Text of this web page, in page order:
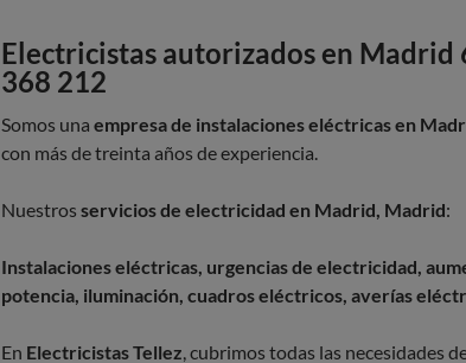
Electricistas autorizados en Madrid
368 212
Somos una empresa de instalaciones eléctricas en
con más de treinta años de experiencia.
Nuestros servicios de electricidad en Madrid, Madrid:
Instalaciones eléctricas, urgencias de electricidad,
potencia, iluminación, cuadros eléctricos, averías
En Electricistas Tellez, cubrimos todas las necesidades